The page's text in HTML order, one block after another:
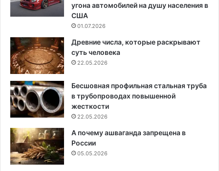
угона автомобилей на душу населения в
США
01.07.2026
Древние числа, которые раскрывают
суть человека
22.05.2026
Бесшовная профильная стальная труба
в трубопроводах повышенной
жесткости
22.05.2026
А почему ашваганда запрещена в
России
05.05.2026